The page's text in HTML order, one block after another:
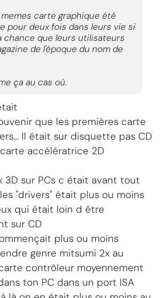
carte graphique été
pour deux fois dans leurs vie si
chance que leurs utilisateurs
de l'époque du nom de
ça au cas où.
que les premières carte
Il était sur disquette pas CD
accélératrice 2D
3D sur PCs c était avant tout
"drivers" était plus ou moins
qui était loin d être
sur CD
plus ou moins
genre mitsumi 2x au
contrôleur moyennement
ton PC dans un port ISA